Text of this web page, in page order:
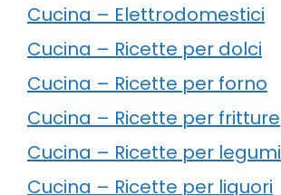
Cucina – Elettrodomestici
Cucina – Ricette per dolci
Cucina – Ricette per forno
Cucina – Ricette per fritture
Cucina – Ricette per legumi
Cucina – Ricette per liquori